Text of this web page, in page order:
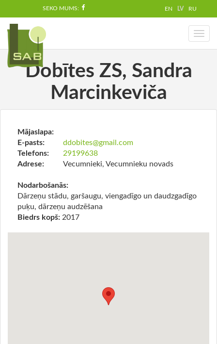
SEKO MUMS: EN LV RU
Toggle
Dobītes ZS, Sandra
Marcinkeviča
Mājaslapa:
E-pasts:
ddobites@gmail.com
Telefons:
29199638
Adrese:
Vecumnieki, Vecumnieku novads
Nodarbošanās:
Dārzeņu stādu, garšaugu, viengadīgo un daudzgadīgo
puķu, dārzeņu audzēšana
Biedrs kopš: 2017